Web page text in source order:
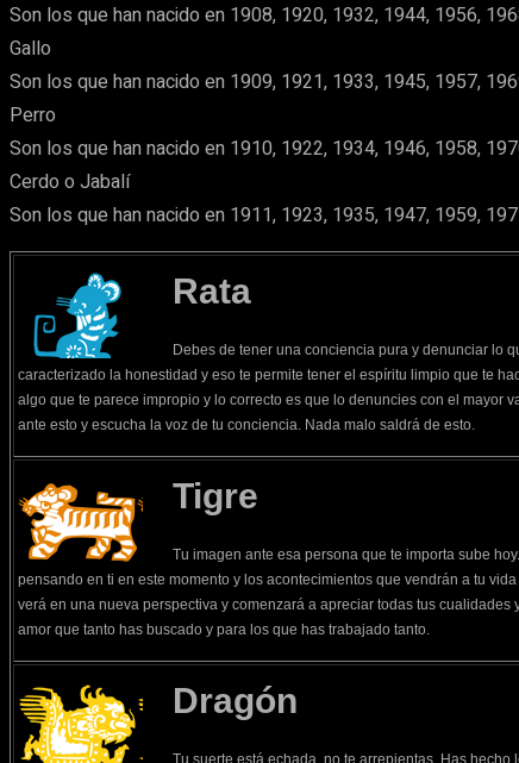
Son los que han nacido en 1908, 1920, 1932, 1944, 1956,
Gallo
Son los que han nacido en 1909, 1921, 1933, 1945, 1957,
Perro
Son los que han nacido en 1910, 1922, 1934, 1946, 1958,
Cerdo o Jabalí
Son los que han nacido en 1911, 1923, 1935, 1947, 1959,
Rata
Debes de tener una conciencia pura y denunciar lo
caracterizado la honestidad y eso te permite tener el espíritu limpio que te
algo que te parece impropio y lo correcto es que lo denuncies con el mayor
ante esto y escucha la voz de tu conciencia. Nada malo saldrá de esto.
Tigre
Tu imagen ante esa persona que te importa sube
pensando en ti en este momento y los acontecimientos que vendrán a tu
verá en una nueva perspectiva y comenzará a apreciar todas tus cualidades
amor que tanto has buscado y para los que has trabajado tanto.
Dragón
Tu suerte está echada, no te arrepientas. Has hecho